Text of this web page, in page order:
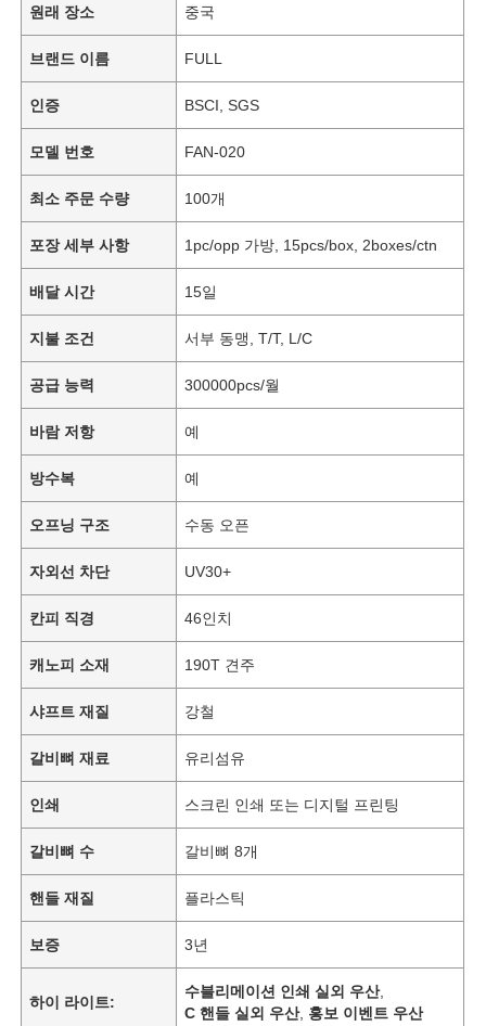
원래 장소 중국
브랜드 이름 FULL
인증 BSCI, SGS
모델 번호 FAN-020
최소 주문 수량 100개
포장 세부 사항 1pc/opp 가방, 15pcs/box, 2boxes/ctn
배달 시간 15일
지불 조건 서부 동맹, T/T, L/C
공급 능력 300000pcs/월
바람 저항 예
방수복 예
오프닝 구조 수동 오픈
자외선 차단 UV30+
칸피 직경 46인치
캐노피 소재 190T 견주
샤프트 재질 강철
갈비뼈 재료 유리섬유
인쇄 스크린 인쇄 또는 디지털 프린팅
갈비뼈 수 갈비뼈 8개
핸들 재질 플라스틱
보증 3년
하이 라이트:
수블리메이션 인쇄 실외 우산,
C 핸들 실외 우산, 홍보 이벤트 우산